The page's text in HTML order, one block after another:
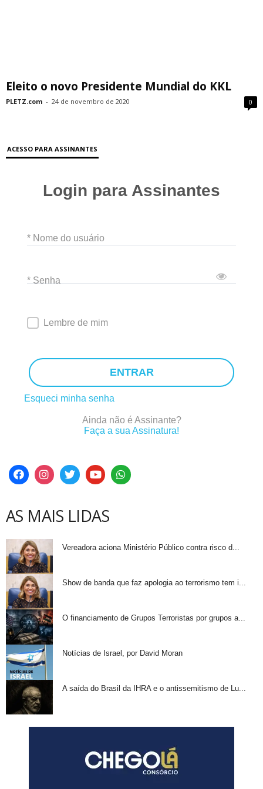
Eleito o novo Presidente Mundial do KKL
PLETZ.com - 24 de novembro de 2020 0
ACESSO PARA ASSINANTES
Login para Assinantes
* Nome do usuário
* Senha
Lembre de mim
ENTRAR
Esqueci minha senha
Ainda não é Assinante?
Faça a sua Assinatura!
AS MAIS LIDAS
Vereadora aciona Ministério Público contra risco d...
Show de banda que faz apologia ao terrorismo tem i...
O financiamento de Grupos Terroristas por grupos a...
Notícias de Israel, por David Moran
A saída do Brasil da IHRA e o antissemitismo de Lu...